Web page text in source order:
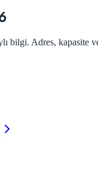
bilgi. Adres, kapasite